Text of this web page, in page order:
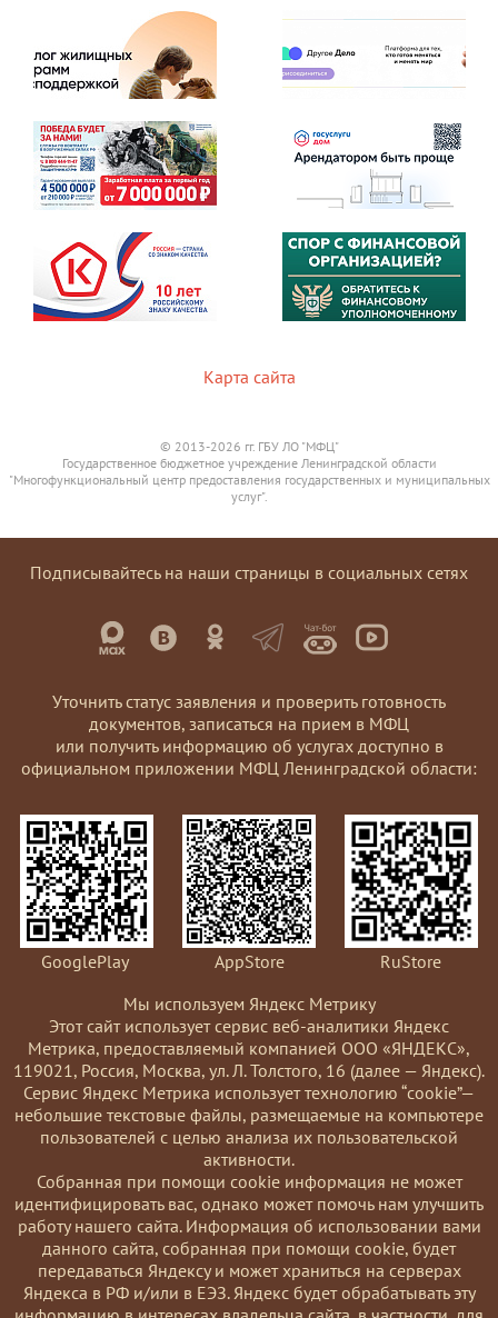
Карта сайта
© 2013-2026 гг. ГБУ ЛО "МФЦ"
Государственное бюджетное учреждение Ленинградской области
"Многофункциональный центр предоставления государственных и муниципальных
услуг".
Подписывайтесь на наши страницы в социальных сетях
Уточнить статус заявления и проверить готовность
документов, записаться на прием в МФЦ
или получить информацию об услугах доступно в
официальном приложении МФЦ Ленинградской области:
GooglePlay AppStore
RuStore
Мы используем Яндекс Метрику
Этот сайт использует сервис веб-аналитики Яндекс
Метрика, предоставляемый компанией ООО «ЯНДЕКС»,
119021, Россия, Москва, ул. Л. Толстого, 16 (далее — Яндекс).
Сервис Яндекс Метрика использует технологию “cookie”—
небольшие текстовые файлы, размещаемые на компьютере
пользователей с целью анализа их пользовательской
активности.
Coбранная при помощи cookie информация не может
идентифицировать вас, однако может помочь нам улучшить
работу нашего сайта. Информация об использовании вами
данного сайта, собранная при помощи cookie, будет
передаваться Яндексу и может храниться на серверах
Яндекса в РФ и/или в ЕЭЗ. Яндекс будет обрабатывать эту